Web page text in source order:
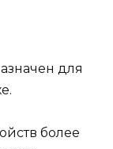
для
более